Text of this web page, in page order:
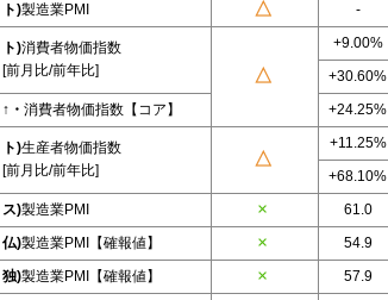
ト)製造業PMI -
ト)消費者物価指数
[前月比/前年比]
+9.00%
+30.60%
↑・ 消費者物価指数【コア】 +24.25%
ト)生産者物価指数
[前月比/前年比]
+11.25%
+68.10%
ス)製造業PMI 61.0
仏)製造業PMI【確報値】 54.9
独)製造業PMI【確報値】 57.9